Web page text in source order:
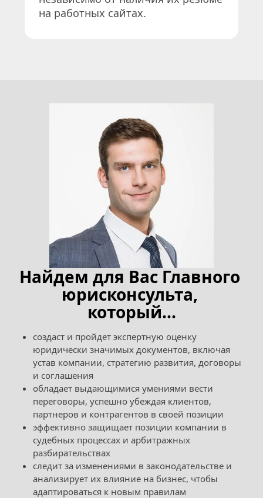
на работных сайтах.
Найдем для Вас Главного
юрисконсульта,
который...
создаст и пройдет экспертную оценку
юридически значимых документов, включая
устав компании, стратегию развития, договоры
и соглашения
обладает выдающимися умениями вести
переговоры, успешно убеждая клиентов,
партнеров и контрагентов в своей позиции
эффективно защищает позиции компании в
судебных процессах и арбитражных
разбирательствах
следит за изменениями в законодательстве и
анализирует их влияние на бизнес, чтобы
адаптироваться к новым правилам